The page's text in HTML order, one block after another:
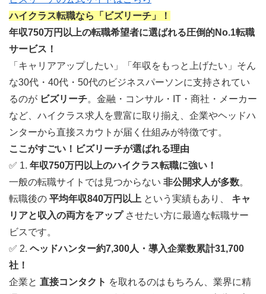
ハイクラス転職なら「ビズリーチ」！
年収750万円以上の転職希望者に選ばれる圧倒的No.1転職
サービス！
「キャリアアップしたい」「年収をもっと上げたい」そん
な30代・40代・50代のビジネスパーソンに支持されてい
るのが ビズリーチ。金融・コンサル・IT・商社・メーカー
など、ハイクラス求人を豊富に取り揃え、企業やヘッドハ
ンターから直接スカウトが届く仕組みが特徴です。
ここがすごい！ビズリーチが選ばれる理由
✅ 1. 年収750万円以上のハイクラス転職に強い！
一般の転職サイトでは見つからない 非公開求人が多数。
転職後の 平均年収840万円以上 という実績もあり、 キャ
リアと収入の両方をアップさせたい方に最適な転職サー
ビスです。
✅ 2. ヘッドハンター約7,300人・導入企業数累計31,700
社！
企業と 直接コンタクト を取れるのはもちろん、業界に精